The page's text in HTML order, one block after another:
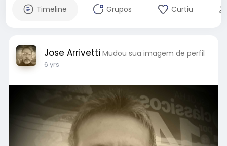
Timeline Grupos Curtiu
Jose Arrivetti Mudou sua imagem de perfil
6 yrs